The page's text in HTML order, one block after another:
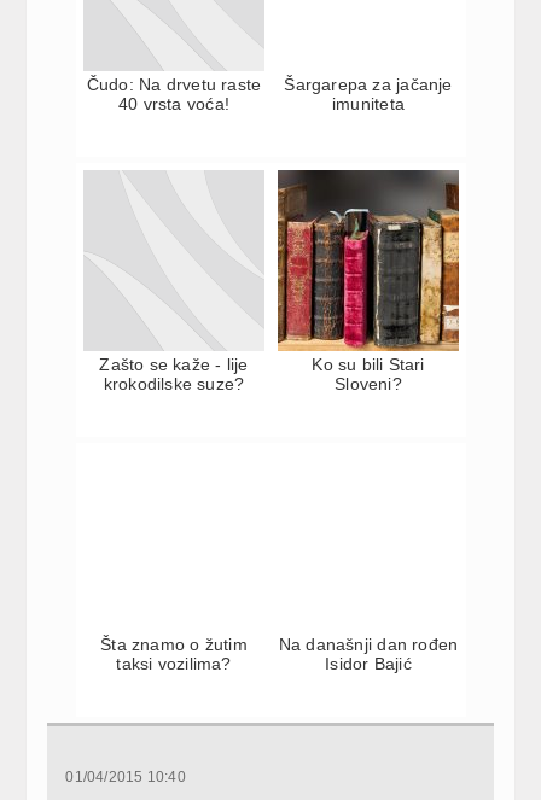
Čudo: Na drvetu raste
40 vrsta voća!
Šargarepa za jačanje
imuniteta
Zašto se kaže - lije
krokodilske suze?
Ko su bili Stari
Sloveni?
Šta znamo o žutim
taksi vozilima?
Na današnji dan rođen
Isidor Bajić
01/04/2015 10:40